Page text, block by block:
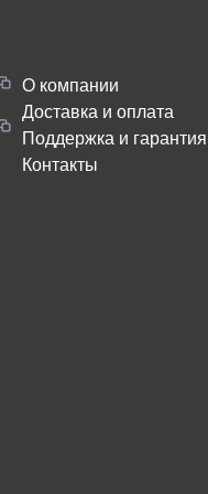
О компании
Доставка и оплата
Поддержка и гарантия
Контакты